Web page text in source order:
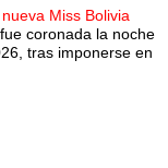
Miss Bolivia
coronada la noche
tras imponerse en